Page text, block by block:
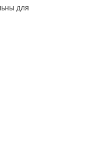
для